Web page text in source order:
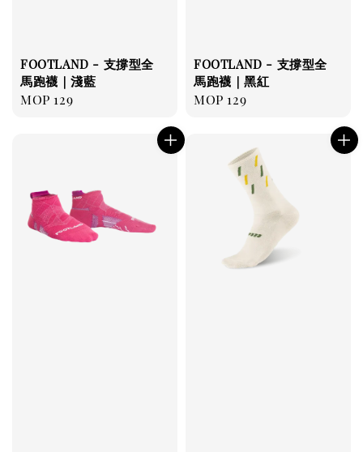
FOOTLAND - 支撐型全
馬跑襪｜淺藍
Regular
MOP 129
FOOTLAND - 支撐型全
馬跑襪｜黑紅
Regular
MOP 129